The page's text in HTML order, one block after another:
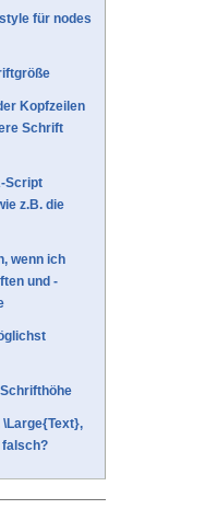
für nodes
Kopfzeilen
Schrift
Script
z.B. die
wenn ich
und -
\Large{Text},
falsch?